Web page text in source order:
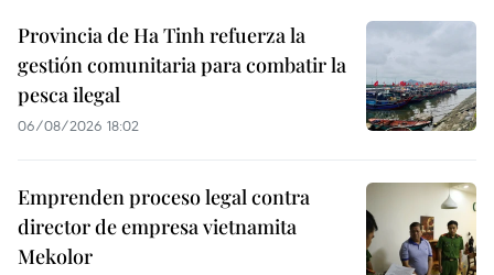
Provincia de Ha Tinh refuerza la
gestión comunitaria para combatir la
pesca ilegal
06/08/2026 18:02
Emprenden proceso legal contra
director de empresa vietnamita
Mekolor